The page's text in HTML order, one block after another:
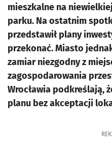
mieszkalne na
parku. Na ostatnim
przedstawił plany
przekonać. Miasto
zamiar niezgodny z
zagospodarowania
Wrocławia podkreślają,
planu bez akceptacji